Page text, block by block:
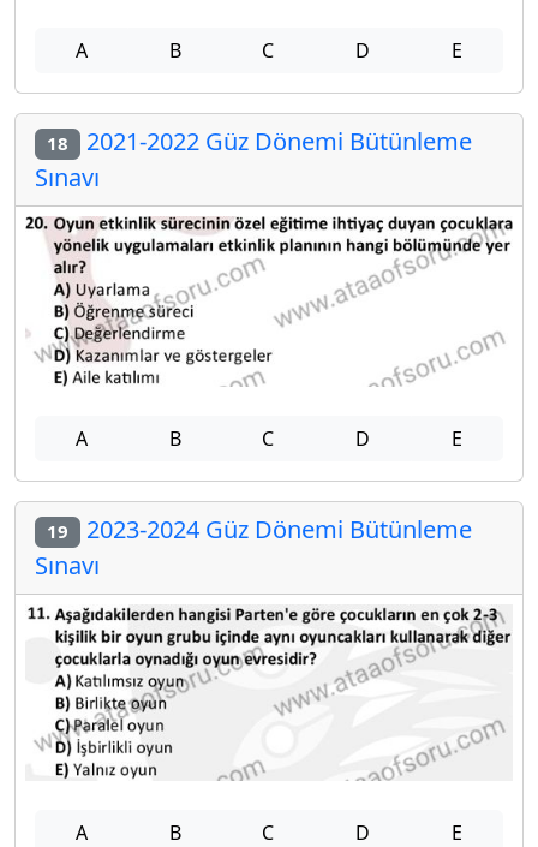
A B C D E
18 2021-2022 Güz Dönemi Bütünleme
Sınavı
A B C D E
19 2023-2024 Güz Dönemi Bütünleme
Sınavı
A B C D E